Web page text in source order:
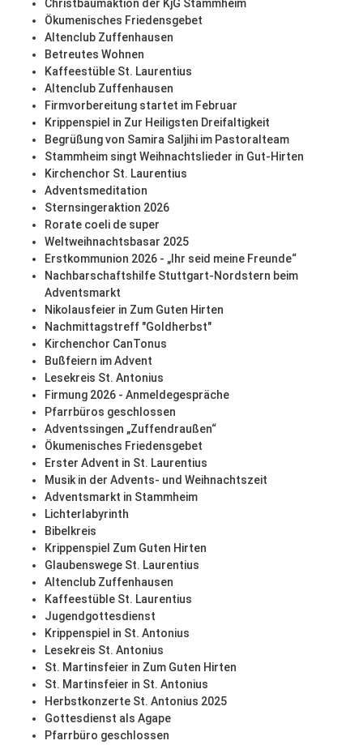
Christbaumaktion der KjG Stammheim
Ökumenisches Friedensgebet
Altenclub Zuffenhausen
Betreutes Wohnen
Kaffeestüble St. Laurentius
Altenclub Zuffenhausen
Firmvorbereitung startet im Februar
Krippenspiel in Zur Heiligsten Dreifaltigkeit
Begrüßung von Samira Saljihi im Pastoralteam
Stammheim singt Weihnachtslieder in Gut-Hirten
Kirchenchor St. Laurentius
Adventsmeditation
Sternsingeraktion 2026
Rorate coeli de super
Weltweihnachtsbasar 2025
Erstkommunion 2026 - „Ihr seid meine Freunde“
Nachbarschaftshilfe Stuttgart-Nordstern beim
Adventsmarkt
Nikolausfeier in Zum Guten Hirten
Nachmittagstreff "Goldherbst"
Kirchenchor CanTonus
Bußfeiern im Advent
Lesekreis St. Antonius
Firmung 2026 - Anmeldegespräche
Pfarrbüros geschlossen
Adventssingen „Zuffendraußen“
Ökumenisches Friedensgebet
Erster Advent in St. Laurentius
Musik in der Advents- und Weihnachtszeit
Adventsmarkt in Stammheim
Lichterlabyrinth
Bibelkreis
Krippenspiel Zum Guten Hirten
Glaubenswege St. Laurentius
Altenclub Zuffenhausen
Kaffeestüble St. Laurentius
Jugendgottesdienst
Krippenspiel in St. Antonius
Lesekreis St. Antonius
St. Martinsfeier in Zum Guten Hirten
St. Martinsfeier in St. Antonius
Herbstkonzerte St. Antonius 2025
Gottesdienst als Agape
Pfarrbüro geschlossen